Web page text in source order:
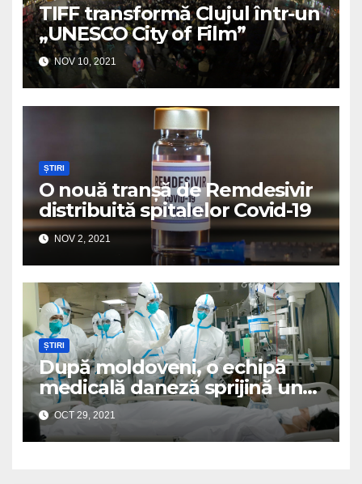
TIFF transformă Clujul într-un
„UNESCO City of Film”
NOV 10, 2021
ȘTIRI
O nouă tranșă de Remdesivir
distribuită spitalelor Covid-19
NOV 2, 2021
ȘTIRI
După moldoveni, o echipă
medicală daneză sprijină un
spital românesc
OCT 29, 2021